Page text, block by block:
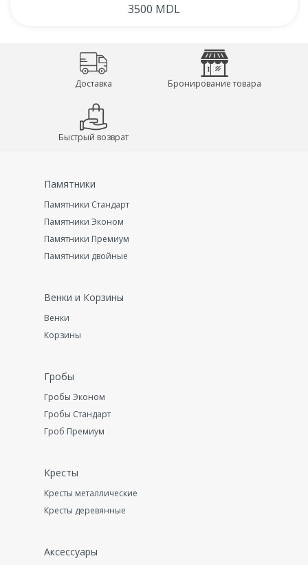
3500 MDL
Доставка Бронирование товара
Быстрый возврат
Памятники
Памятники Стандарт
Памятники Эконом
Памятники Премиум
Памятники двойные
Венки и Корзины
Венки
Корзины
Гробы
Гробы Эконом
Гробы Стандарт
Гроб Премиум
Кресты
Кресты металлические
Кресты деревянные
Аксессуары